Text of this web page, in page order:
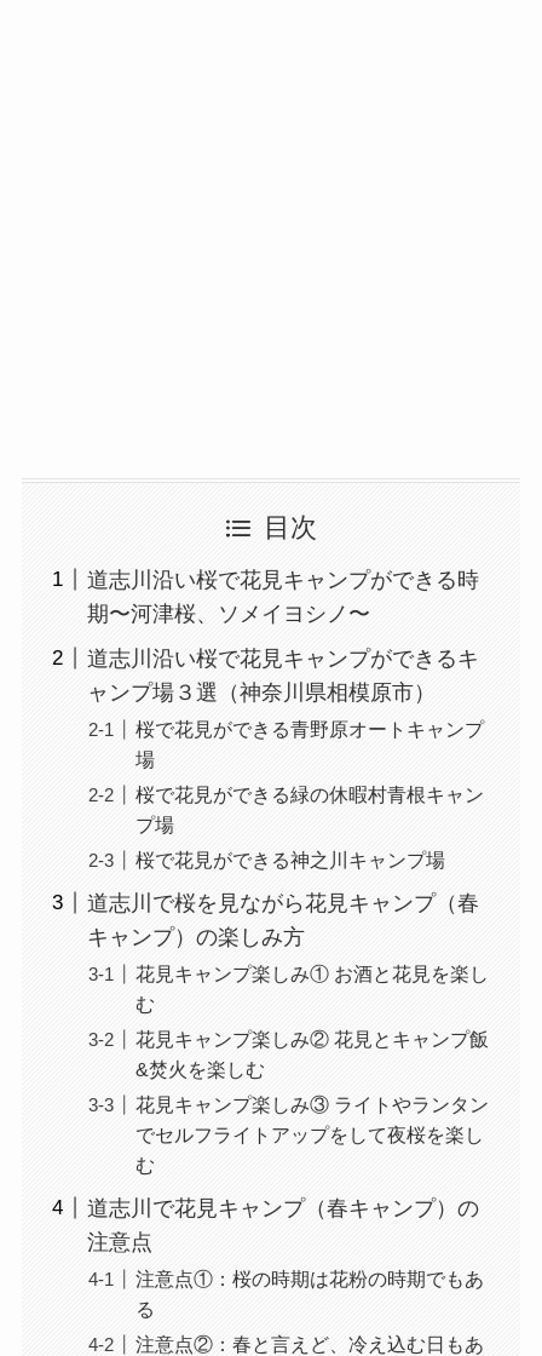
目次
道志川沿い桜で花見キャンプができる時
期〜河津桜、ソメイヨシノ〜
道志川沿い桜で花見キャンプができるキ
ャンプ場３選（神奈川県相模原市）
桜で花見ができる青野原オートキャンプ
場
桜で花見ができる緑の休暇村青根キャン
プ場
桜で花見ができる神之川キャンプ場
道志川で桜を見ながら花見キャンプ（春
キャンプ）の楽しみ方
花見キャンプ楽しみ① お酒と花見を楽し
む
花見キャンプ楽しみ② 花見とキャンプ飯
&焚火を楽しむ
花見キャンプ楽しみ③ ライトやランタン
でセルフライトアップをして夜桜を楽し
む
道志川で花見キャンプ（春キャンプ）の
注意点
注意点①：桜の時期は花粉の時期でもあ
る
注意点②：春と言えど、冷え込む日もあ